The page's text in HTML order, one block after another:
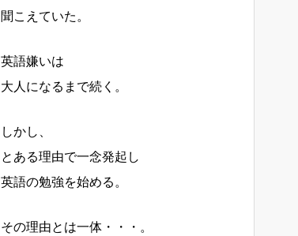
聞こえていた。
英語嫌いは
大人になるまで続く。
しかし、
とある理由で一念発起し
英語の勉強を始める。
その理由とは一体・・・。